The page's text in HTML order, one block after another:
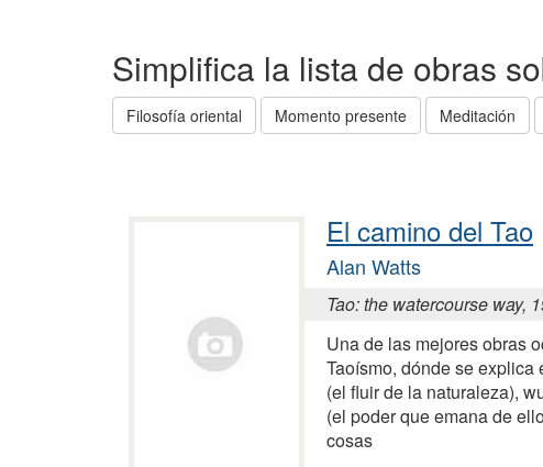
Simplifica la lista de obras
Filosofía oriental Momento presente Meditación
El camino del Tao
Alan Watts
Tao: the watercourse way,
Una de las mejores obras
Taoísmo, dónde se explica
(el fluir de la naturaleza),
(el poder que emana de
cosas